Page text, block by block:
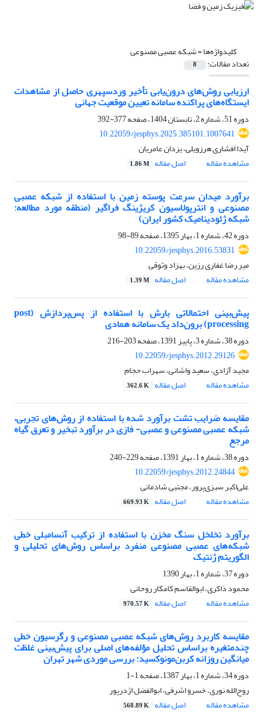
کلیدواژه‌ها =شبکه عصبی مصنوعی
تعداد مقالات: 8
ارزیابی روش‌های درون‌یابی تأخیر وردسپهری حاصل از مشاهدات
ایستگاه‌های پراکنده سامانه تعیین موقعیت جهانی
دوره 51، شماره 2، تابستان 1404، صفحه
377-392
10.22059/jesphys.2025.385101.1007641
آیدا افشاری هرزویلی، یزدان عامریان
مشاهده مقاله
اصل مقاله 1.86 M
برآورد میدان سرعت پوسته زمین با استفاده از شبکه عصبی
مصنوعی و انترپولاسیون کریژینگ فراگیر (منطقه مورد مطالعه:
شبکه ژئودینامیک کشور ایران)
دوره 42، شماره 1، بهار 1395، صفحه
89-98
10.22059/jesphys.2016.53831
میر رضا غفاری رزین، بهزاد وثوقی
مشاهده مقاله
اصل مقاله 1.39 M
پیش‌بینی احتمالاتی بارش با استفاده از پس‌پردازش (post
processing) برون‌داد یک سامانه همادی
دوره 38، شماره 3، پاییز 1391، صفحه
203-216
10.22059/jesphys.2012.29126
مجید آزادی، سعید واشانی، سهراب حجام
مشاهده مقاله
اصل مقاله 362.6 K
مقایسه ضرایب تشت برآورد شده با استفاده از روش‌های تجربی،
شبکه عصبی مصنوعی و عصبی- فازی در برآورد تبخیر و تعرق گیاه
مرجع
دوره 38، شماره 1، بهار 1391، صفحه
229-240
10.22059/jesphys.2012.24844
علی‌اکبر سبزی‌پرور، مجتبی شادمانی
مشاهده مقاله
اصل مقاله 669.93 K
برآورد تخلخل سنگ مخزن با استفاده از ترکیب آنسامبلی خطی
شبکه‌های عصبی مصنوعی منفرد براساس روش‌های تحلیلی و
الگوریتم ژنتیک
دوره 37، شماره 1، بهار 1390
محمود ذاکری، ابوالقاسم کامکار روحانی
مشاهده مقاله
اصل مقاله 970.57 K
مقایسه کاربرد روش‌های شبکه عصبی مصنوعی و رگرسیون خطی
چندمتغیره براساس تحلیل ‌مؤلفه‌های اصلی برای پیش‌بینی غلظت
میانگین روزانه کربن‌مونوکسید: بررسی موردی شهر تهران
دوره 34، شماره 1، بهار 1387، صفحه
1-1
روح‌الله نوری، خسرو اشرفی، ابوالفضل اژدرپور
مشاهده مقاله
اصل مقاله 568.89 K